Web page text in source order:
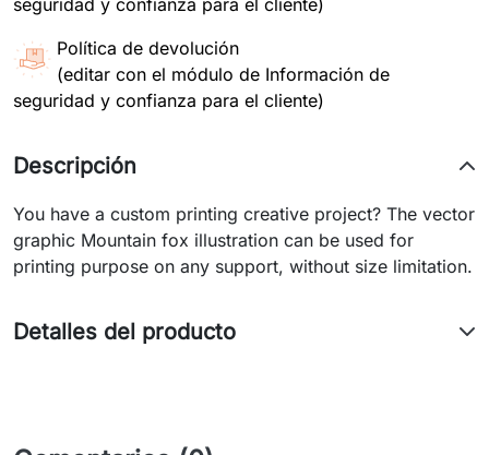
seguridad y confianza para el cliente)
Política de devolución
(editar con el módulo de Información de
seguridad y confianza para el cliente)
Descripción
You have a custom printing creative project? The vector
graphic Mountain fox illustration can be used for
printing purpose on any support, without size limitation.
Detalles del producto